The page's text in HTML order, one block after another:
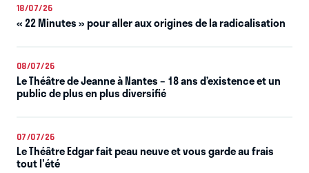
18/07/26
« 22 Minutes » pour aller aux origines de la radicalisation
08/07/26
Le Théâtre de Jeanne à Nantes – 18 ans d’existence et un
public de plus en plus diversifié
07/07/26
Le Théâtre Edgar fait peau neuve et vous garde au frais
tout l'été